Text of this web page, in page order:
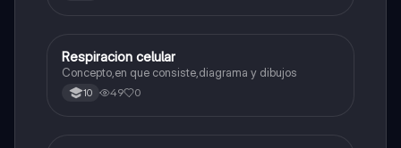
Biologia
Respiracion celular
Concepto,en que consiste,diagrama y dibujos
10 49 0